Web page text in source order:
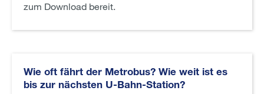
zum Download bereit.
Wie oft fährt der Metrobus? Wie weit ist es
bis zur nächsten U-Bahn-Station?